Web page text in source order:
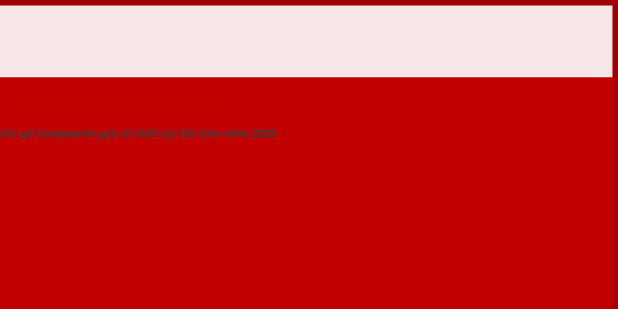
gỗ Composite giá rẻ nhất tại Sài Gòn năm 2020